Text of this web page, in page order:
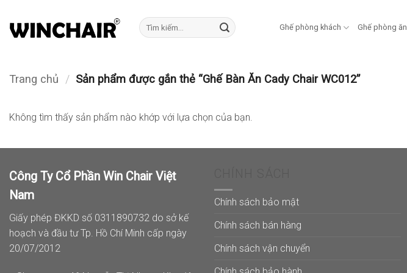
qua
Tìm
kiếm:
Ghế phòng khách Ghế phòng ăn
Trang chủ / Sản phẩm được gắn thẻ “Ghế Bàn Ăn Cady Chair WC012”
Không tìm thấy sản phẩm nào khớp với lựa chọn của bạn.
Công Ty Cổ Phần Win Chair Việt
Nam
Giấy phép ĐKKD số 0311890732 do sở kế
hoạch và đầu tư Tp. Hồ Chí Minh cấp ngày
20/07/2012
Chính sách bảo mật
Chính sách bán hàng
Chính sách vận chuyển